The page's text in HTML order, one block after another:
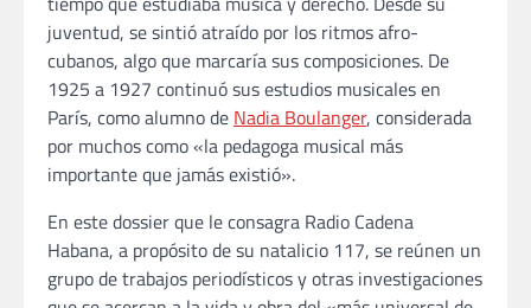
juventud, se sintió atraído por los ritmos afro-
cubanos, algo que marcaría sus composiciones. De
1925 a 1927 continuó sus estudios musicales en
París, como alumno de Nadia Boulanger, considerada
por muchos como «la pedagoga musical más
importante que jamás existió».
​En este dossier que le consagra Radio Cadena
Habana, a propósito de su natalicio 117, se reúnen un
grupo de trabajos periodísticos y otras investigaciones